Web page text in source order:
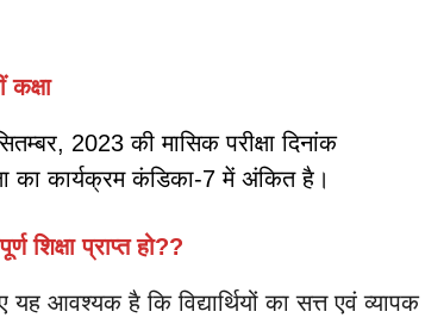
कक्षा
2023 की मासिक परीक्षा दिनांक
का कार्यक्रम कंडिका-7 में अंकित है।
शिक्षा प्राप्त हो??
यह आवश्यक है कि विद्यार्थियों का सत्त एवं व्यापक